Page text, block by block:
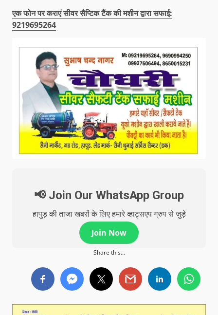
एक फोन पर कराएं सीवर सैप्टिक टैंक की मशीन द्वारा सफाई:
9219695264
📢 Join Our WhatsApp Group
हापुड़ की ताजा खबरों के लिए हमारे व्हाट्सएप ग्रुप से जुड़े
Join Now
Share this...